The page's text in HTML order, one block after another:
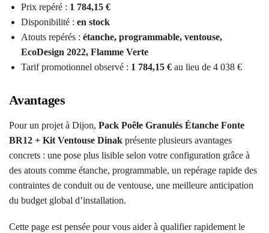
Prix repéré : 1 784,15 €
Disponibilité : en stock
Atouts repérés : étanche, programmable, ventouse,
EcoDesign 2022, Flamme Verte
Tarif promotionnel observé : 1 784,15 € au lieu de 4 038 €
Avantages
Pour un projet à Dijon, Pack Poêle Granulés Étanche Fonte
BR12 + Kit Ventouse Dinak présente plusieurs avantages
concrets : une pose plus lisible selon votre configuration grâce à
des atouts comme étanche, programmable, un repérage rapide des
contraintes de conduit ou de ventouse, une meilleure anticipation
du budget global d’installation.
Cette page est pensée pour vous aider à qualifier rapidement le